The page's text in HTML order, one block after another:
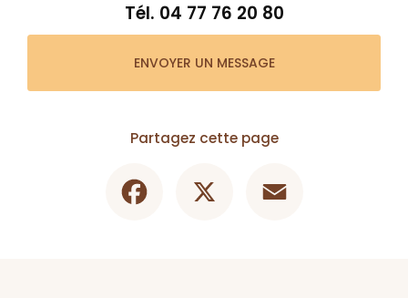
Tél. 04 77 76 20 80
ENVOYER UN MESSAGE
Partagez cette page